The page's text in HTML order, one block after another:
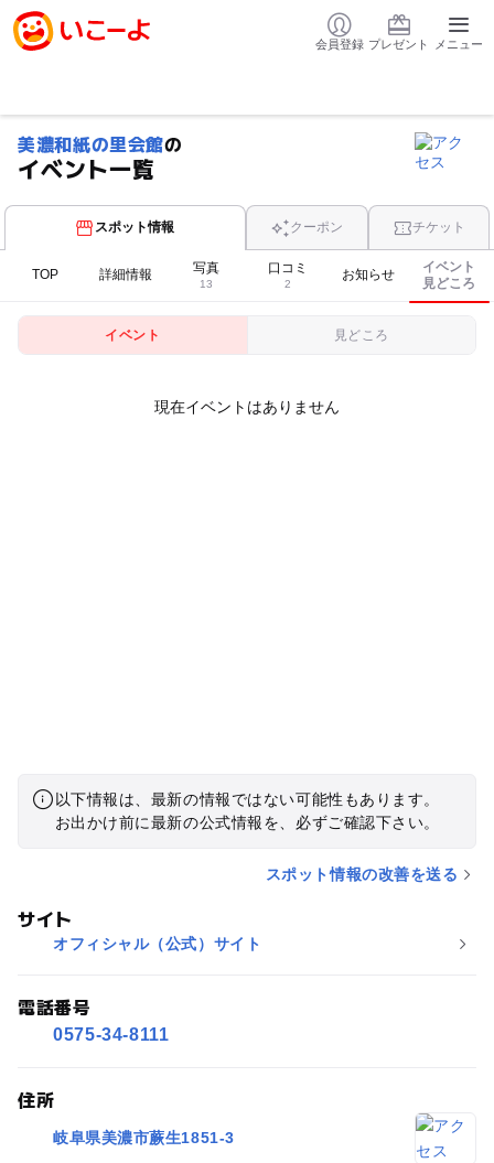
会員登録 プレゼント メニュー
美濃和紙の里会館の
イベント一覧
スポット情報 クーポン チケット
TOP 詳細情報 写真
13
口コミ
2
お知らせ
イベント
見どころ
イベント 見どころ
現在イベントはありません
以下情報は、最新の情報ではない可能性もあります。
お出かけ前に最新の公式情報を、必ずご確認下さい。
スポット情報の改善を送る
サイト
オフィシャル（公式）サイト
電話番号
0575-34-8111
住所
岐阜県美濃市蕨生1851-3